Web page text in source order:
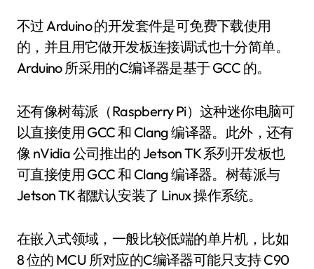
不过 Arduino 的开发套件是可免费下载使用
的，并且用它做开发板连接调试也十分简单。
Arduino 所采用的C编译器是基于 GCC 的。
还有像树莓派（Raspberry Pi）这种迷你电脑可
以直接使用 GCC 和 Clang 编译器。此外，还有
像 nVidia 公司推出的 Jetson TK 系列开发板也
可直接使用 GCC 和 Clang 编译器。树莓派与
Jetson TK 都默认安装了 Linux 操作系统。
在嵌入式领域，一般比较低端的单片机，比如
8 位的 MCU 所对应的C编译器可能只支持 C90